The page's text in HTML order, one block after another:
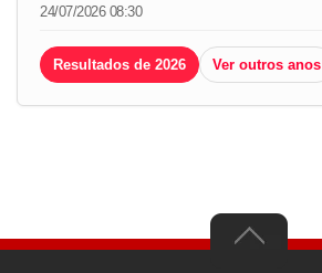
24/07/2026 08:30
Resultados de 2026 Ver outros anos